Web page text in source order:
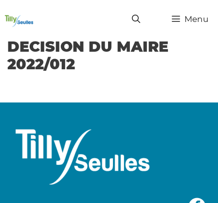
Menu
DECISION DU MAIRE
2022/012